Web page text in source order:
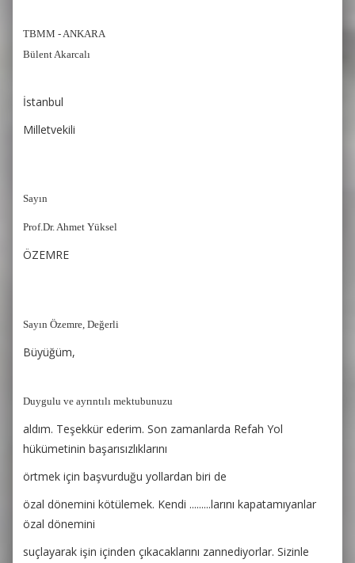
TBMM - ANKARA
Bülent Akarcalı
İstanbul
Milletvekili
Sayın
Prof.Dr. Ahmet Yüksel
ÖZEMRE
Sayın Özemre, Değerli
Büyüğüm,
Duygulu ve ayrıntılı mektubunuzu
aldım. Teşekkür ederim. Son zamanlarda Refah Yol
hükümetinin başarısızlıklarını
örtmek için başvurduğu yollardan biri de
özal dönemini kötülemek. Kendi .........larını kapatamıyanlar
özal dönemini
suçlayarak işin içinden çıkacaklarını zannediyorlar. Sizinle